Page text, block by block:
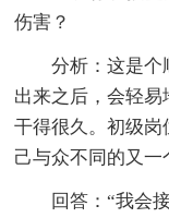
伤害？
分析：这是个
出来之后，会轻
干得很久。初级岗
己与众不同的又一
回答：“我会接